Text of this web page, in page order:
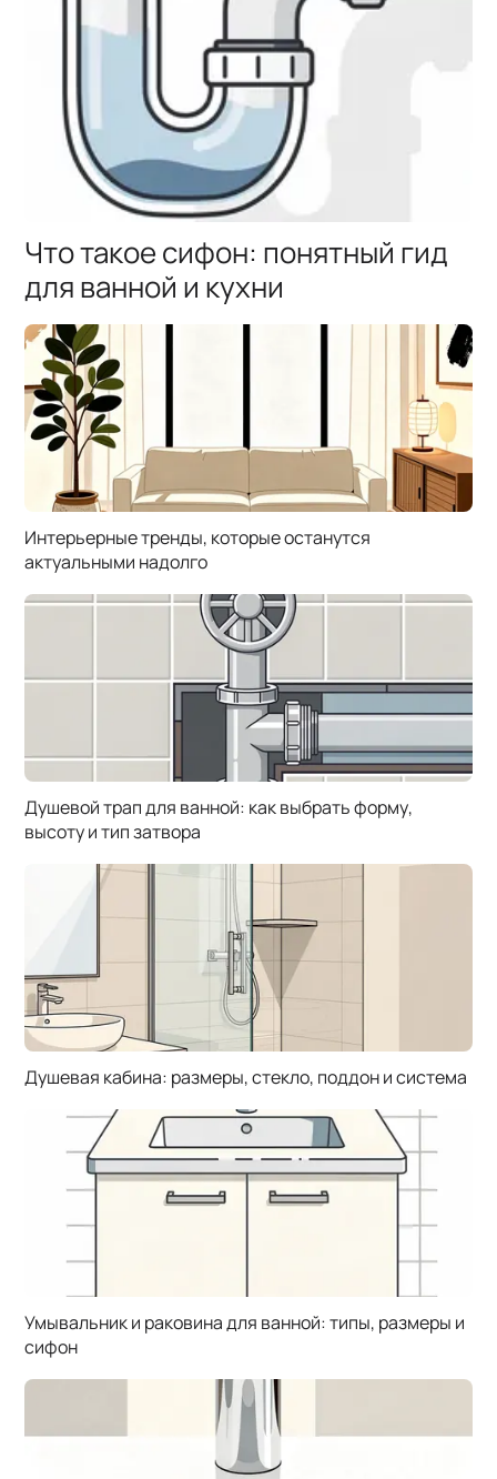
Что такое сифон: понятный гид
для ванной и кухни
Интерьерные тренды, которые останутся
актуальными надолго
Душевой трап для ванной: как выбрать форму,
высоту и тип затвора
Душевая кабина: размеры, стекло, поддон и система
Умывальник и раковина для ванной: типы, размеры и
сифон